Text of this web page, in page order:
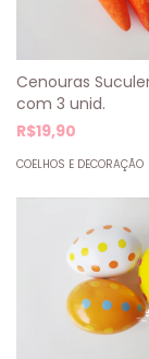
Cenouras
com 3 unid.
R$19,90
COELHOS E DECORAÇÃO